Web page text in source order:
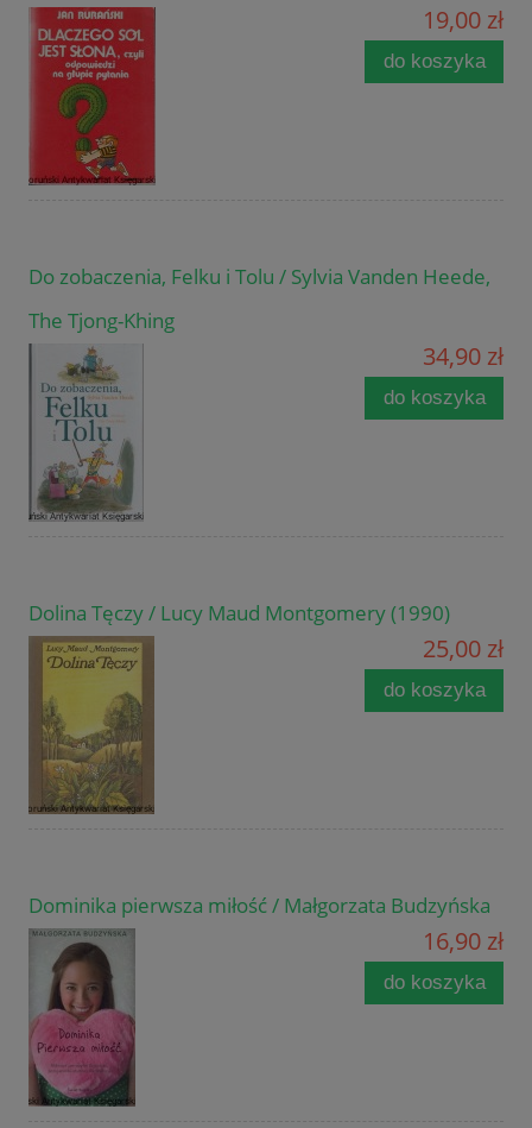
19,00 zł
do koszyka
Do zobaczenia, Felku i Tolu / Sylvia Vanden Heede,
The Tjong-Khing
34,90 zł
do koszyka
Dolina Tęczy / Lucy Maud Montgomery (1990)
25,00 zł
do koszyka
Dominika pierwsza miłość / Małgorzata Budzyńska
16,90 zł
do koszyka